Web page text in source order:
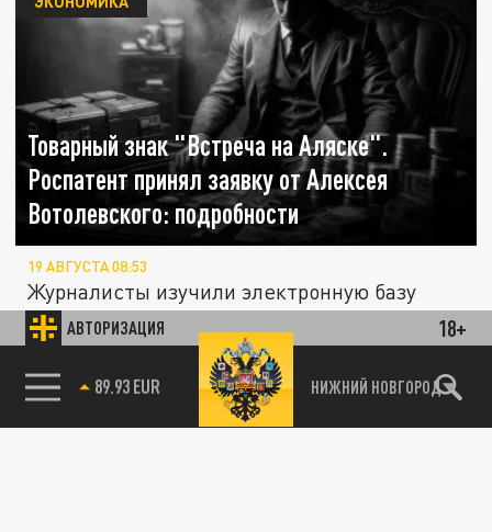
АВТОРИЗАЦИЯ 18+
85.64 BRENT НИЖНИЙ НОВГОРОД
Товарный знак "Встреча на Аляске".
Роспатент принял заявку от Алексея
Вотолевского: подробности
19 АВГУСТА 08:53
Журналисты изучили электронную базу
Роспатента и выяснило, что ведомство
приняло документы на регистрацию...
SHAMAN назвал причины регистрации
ОБЩЕСТВО